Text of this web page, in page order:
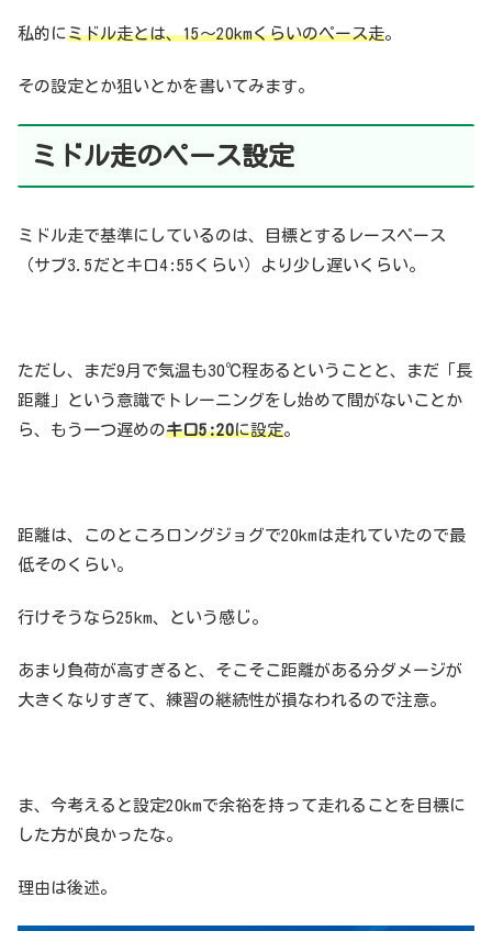
私的にミドル走とは、15〜20kmくらいのペース走。
その設定とか狙いとかを書いてみます。
ミドル走のペース設定
ミドル走で基準にしているのは、目標とするレースペース
（サブ3.5だとキロ4:55くらい）より少し遅いくらい。
ただし、まだ9月で気温も30℃程あるということと、まだ「長
距離」という意識でトレーニングをし始めて間がないことか
ら、もう一つ遅めのキロ5:20に設定。
距離は、このところロングジョグで20kmは走れていたので最
低そのくらい。
行けそうなら25km、という感じ。
あまり負荷が高すぎると、そこそこ距離がある分ダメージが
大きくなりすぎて、練習の継続性が損なわれるので注意。
ま、今考えると設定20kmで余裕を持って走れることを目標に
した方が良かったな。
理由は後述。